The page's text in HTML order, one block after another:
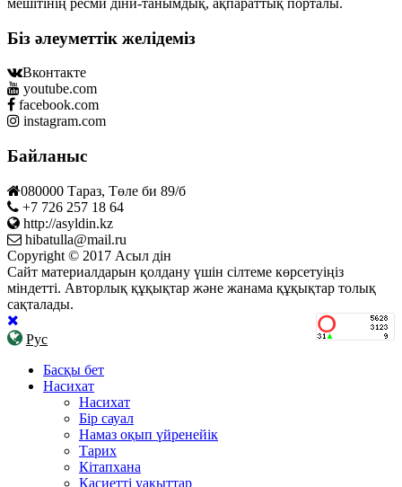
мешітінің ресми діни-танымдық, ақпараттық порталы.
Біз әлеуметтік желідеміз
Вконтакте
youtube.com
facebook.com
instagram.com
Байланыс
080000 Тараз, Төле би 89/б
+7 726 257 18 64
http://asyldin.kz
hibatulla@mail.ru
Copyright © 2017 Асыл дін
Сайт материалдарын қолдану үшін сілтеме көрсетуіңіз
міндетті. Авторлық құқықтар және жанама құқықтар толық
сақталады.
Рус
Басқы бет
Насихат
Насихат
Бір сауал
Намаз оқып үйренейік
Тарих
Кітапхана
Касиетті уақыттар